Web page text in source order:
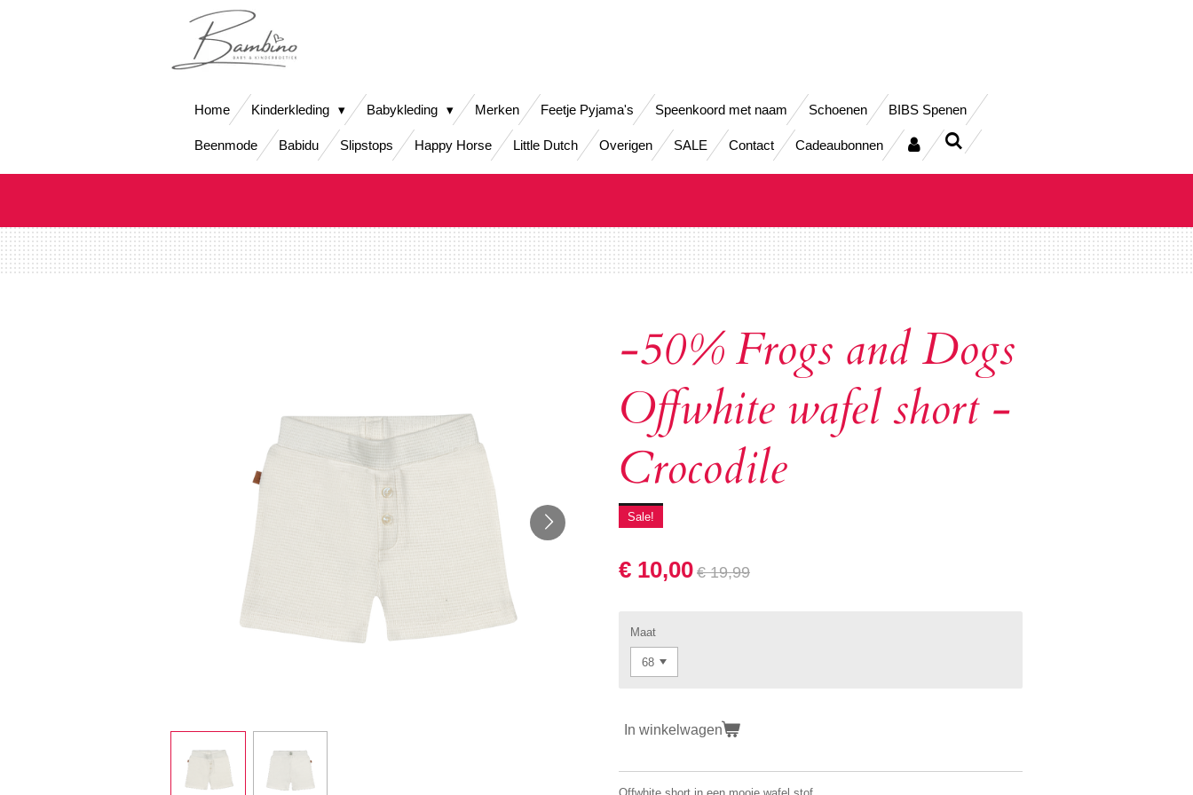
Home Kinderkleding Babykleding Merken Feetje Pyjama's Speenkoord met naam Schoenen BIBS Spenen
Beenmode Babidu Slipstops Happy Horse Little Dutch Overigen SALE Contact Cadeaubonnen
-50% Frogs and Dogs
Offwhite wafel short -
Crocodile
Sale!
€ 10,00€ 19,99
Maat
In winkelwagen